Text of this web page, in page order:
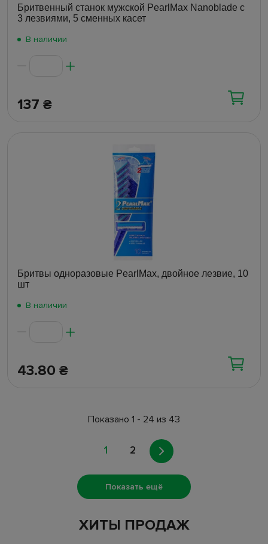
Бритвенный станок мужской PearlMax Nanoblade с
3 лезвиями, 5 сменных касет
В наличии
137 ₴
Бритвы одноразовые PearlMax, двойное лезвие, 10
шт
В наличии
43.80 ₴
Показано 1 - 24 из 43
1 2
Показать ещё
ХИТЫ ПРОДАЖ